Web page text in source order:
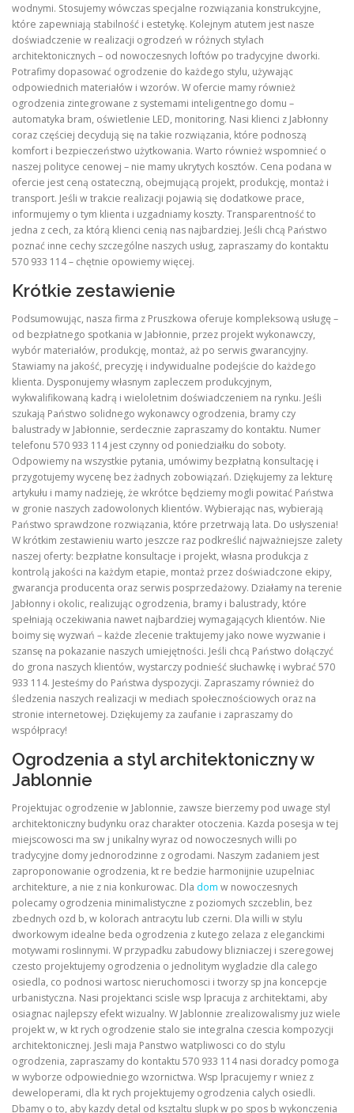
wodnymi. Stosujemy wówczas specjalne rozwiązania konstrukcyjne,
które zapewniają stabilność i estetykę. Kolejnym atutem jest nasze
doświadczenie w realizacji ogrodzeń w różnych stylach
architektonicznych – od nowoczesnych loftów po tradycyjne dworki.
Potrafimy dopasować ogrodzenie do każdego stylu, używając
odpowiednich materiałów i wzorów. W ofercie mamy również
ogrodzenia zintegrowane z systemami inteligentnego domu –
automatyka bram, oświetlenie LED, monitoring. Nasi klienci z Jabłonny
coraz częściej decydują się na takie rozwiązania, które podnoszą
komfort i bezpieczeństwo użytkowania. Warto również wspomnieć o
naszej polityce cenowej – nie mamy ukrytych kosztów. Cena podana w
ofercie jest ceną ostateczną, obejmującą projekt, produkcję, montaż i
transport. Jeśli w trakcie realizacji pojawią się dodatkowe prace,
informujemy o tym klienta i uzgadniamy koszty. Transparentność to
jedna z cech, za którą klienci cenią nas najbardziej. Jeśli chcą Państwo
poznać inne cechy szczególne naszych usług, zapraszamy do kontaktu
570 933 114 – chętnie opowiemy więcej.
Krótkie zestawienie
Podsumowując, nasza firma z Pruszkowa oferuje kompleksową usługę –
od bezpłatnego spotkania w Jabłonnie, przez projekt wykonawczy,
wybór materiałów, produkcję, montaż, aż po serwis gwarancyjny.
Stawiamy na jakość, precyzję i indywidualne podejście do każdego
klienta. Dysponujemy własnym zapleczem produkcyjnym,
wykwalifikowaną kadrą i wieloletnim doświadczeniem na rynku. Jeśli
szukają Państwo solidnego wykonawcy ogrodzenia, bramy czy
balustrady w Jabłonnie, serdecznie zapraszamy do kontaktu. Numer
telefonu 570 933 114 jest czynny od poniedziałku do soboty.
Odpowiemy na wszystkie pytania, umówimy bezpłatną konsultację i
przygotujemy wycenę bez żadnych zobowiązań. Dziękujemy za lekturę
artykułu i mamy nadzieję, że wkrótce będziemy mogli powitać Państwa
w gronie naszych zadowolonych klientów. Wybierając nas, wybierają
Państwo sprawdzone rozwiązania, które przetrwają lata. Do usłyszenia!
W krótkim zestawieniu warto jeszcze raz podkreślić najważniejsze zalety
naszej oferty: bezpłatne konsultacje i projekt, własna produkcja z
kontrolą jakości na każdym etapie, montaż przez doświadczone ekipy,
gwarancja producenta oraz serwis posprzedażowy. Działamy na terenie
Jabłonny i okolic, realizując ogrodzenia, bramy i balustrady, które
spełniają oczekiwania nawet najbardziej wymagających klientów. Nie
boimy się wyzwań – każde zlecenie traktujemy jako nowe wyzwanie i
szansę na pokazanie naszych umiejętności. Jeśli chcą Państwo dołączyć
do grona naszych klientów, wystarczy podnieść słuchawkę i wybrać 570
933 114. Jesteśmy do Państwa dyspozycji. Zapraszamy również do
śledzenia naszych realizacji w mediach społecznościowych oraz na
stronie internetowej. Dziękujemy za zaufanie i zapraszamy do
współpracy!
Ogrodzenia a styl architektoniczny w
Jablonnie
Projektujac ogrodzenie w Jablonnie, zawsze bierzemy pod uwage styl
architektoniczny budynku oraz charakter otoczenia. Kazda posesja w tej
miejscowosci ma sw j unikalny wyraz od nowoczesnych willi po
tradycyjne domy jednorodzinne z ogrodami. Naszym zadaniem jest
zaproponowanie ogrodzenia, kt re bedzie harmonijnie uzupelniac
architekture, a nie z nia konkurowac. Dla dom w nowoczesnych
polecamy ogrodzenia minimalistyczne z poziomych szczeblin, bez
zbednych ozd b, w kolorach antracytu lub czerni. Dla willi w stylu
dworkowym idealne beda ogrodzenia z kutego zelaza z eleganckimi
motywami roslinnymi. W przypadku zabudowy blizniaczej i szeregowej
czesto projektujemy ogrodzenia o jednolitym wygladzie dla calego
osiedla, co podnosi wartosc nieruchomosci i tworzy sp jna koncepcje
urbanistyczna. Nasi projektanci scisle wsp lpracuja z architektami, aby
osiagnac najlepszy efekt wizualny. W Jablonnie zrealizowalismy juz wiele
projekt w, w kt rych ogrodzenie stalo sie integralna czescia kompozycji
architektonicznej. Jesli maja Panstwo watpliwosci co do stylu
ogrodzenia, zapraszamy do kontaktu 570 933 114 nasi doradcy pomoga
w wyborze odpowiedniego wzornictwa. Wsp lpracujemy r wniez z
deweloperami, dla kt rych projektujemy ogrodzenia calych osiedli.
Dbamy o to, aby kazdy detal od ksztaltu slupk w po spos b wykonczenia